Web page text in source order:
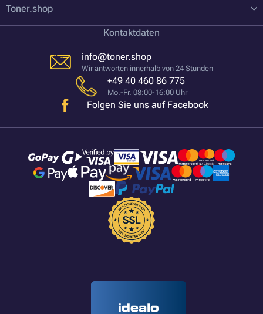
Toner.shop
Kontaktdaten
info@toner.shop
Wir antworten innerhalb von 24 Stunden
+49 40 460 86 775
Mo.-Fr. 08:00-16:00 Uhr
Folgen Sie uns auf Facebook